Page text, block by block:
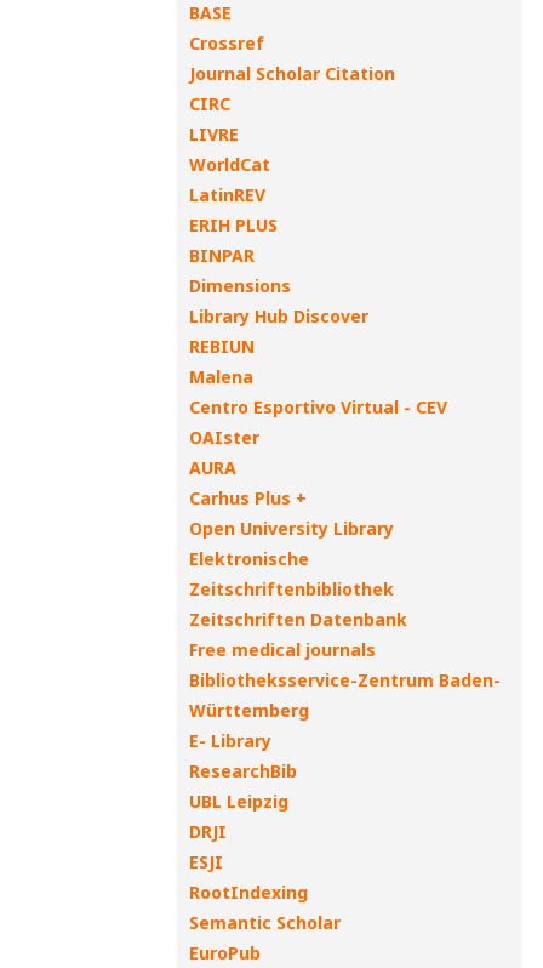
BASE
Crossref
Journal Scholar Citation
CIRC
LIVRE
WorldCat
LatinREV
ERIH PLUS
BINPAR
Dimensions
Library Hub Discover
REBIUN
Malena
Centro Esportivo Virtual - CEV
OAIster
AURA
Carhus Plus +
Open University Library
Elektronische
Zeitschriftenbibliothek
Zeitschriften Datenbank
Free medical journals
Bibliotheksservice-Zentrum Baden-
Württemberg
E- Library
ResearchBib
UBL Leipzig
DRJI
ESJI
RootIndexing
Semantic Scholar
EuroPub